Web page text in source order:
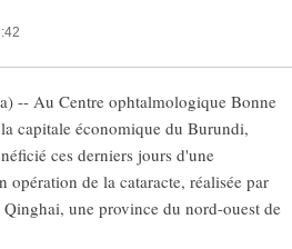
-- Au Centre ophtalmologique Bonne
capitale économique du Burundi,
ces derniers jours d'une
opération de la cataracte, réalisée par
une province du nord-ouest de